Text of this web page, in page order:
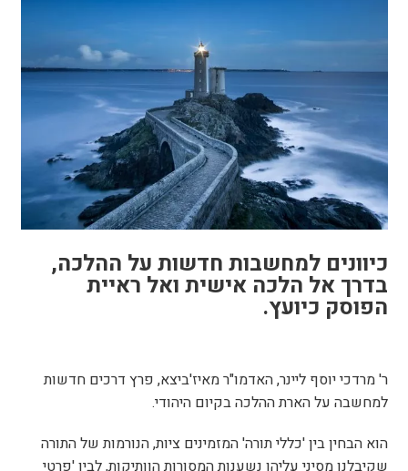
כיוונים למחשבות חדשות על ההלכה,
בדרך אל הלכה אישית ואל ראיית
הפוסק כיועץ.
ר' מרדכי יוסף ליינר, האדמו"ר מאיז'ביצא, פרץ דרכים חדשות
למחשבה על הארת ההלכה בקיום היהודי.
הוא הבחין בין 'כללי תורה' המזמינים ציות, הנורמות של התורה
שקיבלנו מסיני עליהן נשענות המסורות הוותיקות, לבין 'פרטי